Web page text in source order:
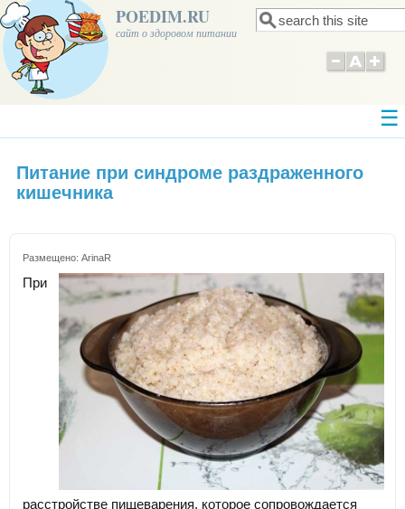
POEDIM.RU
сайт о здоровом питании Форма поиска
Поиск
Питание при синдроме раздраженного
кишечника
Размещено: ArinaR
При
расстройстве пищеварения, которое сопровождается